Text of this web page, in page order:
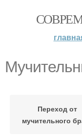
Переход от
мучительного